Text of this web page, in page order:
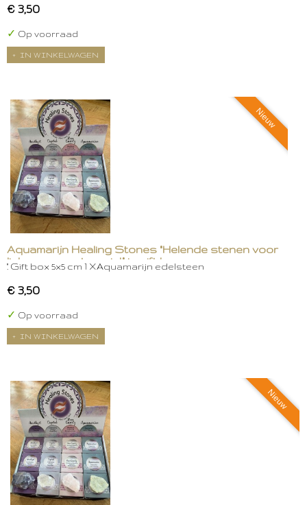
€ 3,50
✓ Op voorraad
IN WINKELWAGEN
Nieuw
Aquamarijn Healing Stones "Helende stenen voor
lichaam, geest en ziel." in gift box
." Gift box 5x5 cm 1 XAquamarijn edelsteen
€ 3,50
✓ Op voorraad
IN WINKELWAGEN
Nieuw